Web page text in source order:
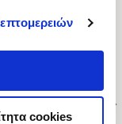
cookies
79